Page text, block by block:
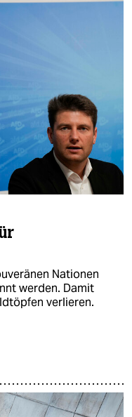
Nationen
werden. Damit
verlieren.